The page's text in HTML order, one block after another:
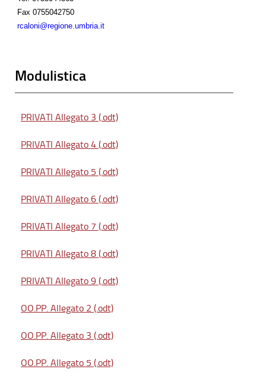
Fax 0755042750
rcaloni@regione.umbria.it
Modulistica
PRIVATI Allegato 3 (.odt)
PRIVATI Allegato 4 (.odt)
PRIVATI Allegato 5 (.odt)
PRIVATI Allegato 6 (.odt)
PRIVATI Allegato 7 (.odt)
PRIVATI Allegato 8 (.odt)
PRIVATI Allegato 9 (.odt)
OO.PP. Allegato 2 (.odt)
OO.PP. Allegato 3 (.odt)
OO.PP. Allegato 5 (.odt)